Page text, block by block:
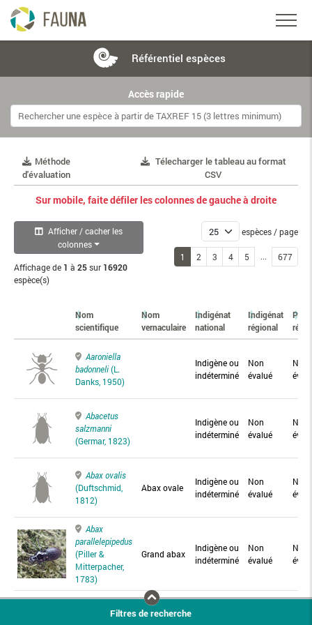
Référentiel espèces
Accès rapide
Méthode
d'évaluation
Télecharger le tableau au format
CSV
Sur mobile, faite défiler les colonnes de gauche à droite
Afficher / cacher les
colonnes
Affichage de 1 à 25sur 16920
espèce(s)
espèces / page
1 2 3 4 5 ... 677
Nom
scientifique
Nom
vernaculaire
Indigénat
national
Indigénat
régional
Aaroniella
badonneli(L.
Danks, 1950)
Indigène ou
indéterminé
Non
évalué
Non
Abacetus
salzmanni
(Germar, 1823)
Indigène ou
indéterminé
Non
évalué
Non
Abax ovalis
(Duftschmid,
1812)
Abax ovale
Indigène ou
indéterminé
Non
évalué
Non
Abax
parallelepipedus
(Piller &
Mitterpacher,
1783)
Grand abax
Indigène ou
indéterminé
Non
évalué
Non
Abax
Abax
Filtres de recherche